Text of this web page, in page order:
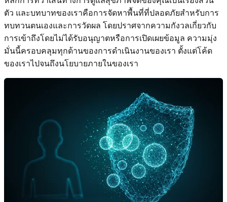
ตัว และบทบาทของเราคือการจัดหาพื้นที่ที่ปลอดภัยสำหรับการ
ทบทวนตนเองและการวัดผล โดยปราศจากความกังวลเกี่ยวกับ
การเข้าถึงโดยไม่ได้รับอนุญาตหรือการเปิดเผยข้อมูล ความมุ่ง
มั่นนี้ครอบคลุมทุกด้านของการดำเนินงานของเรา ตั้งแต่โค้ด
ของเราไปจนถึงนโยบายภายในของเรา